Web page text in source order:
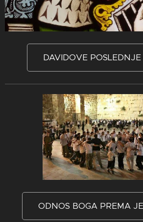
DAVIDOVE
ODNOS BOGA PREMA